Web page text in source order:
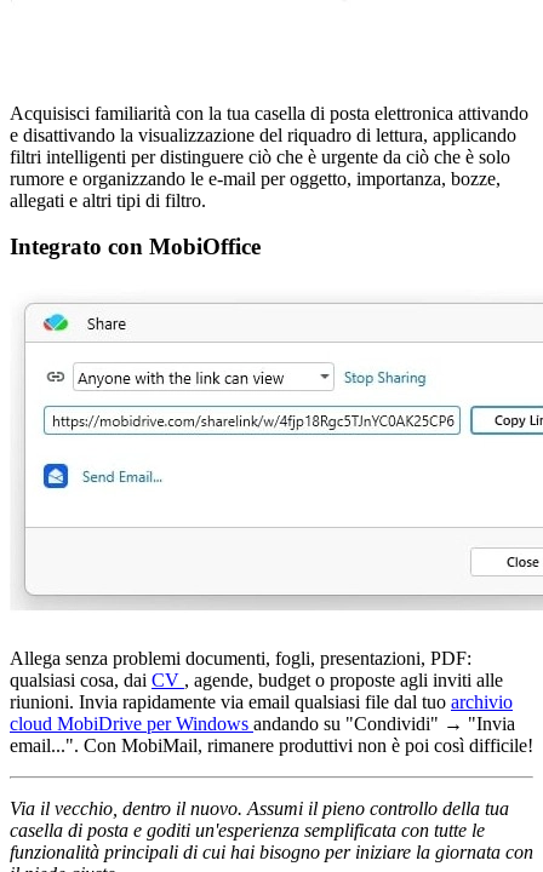
Acquisisci familiarità con la tua casella di posta elettronica attivando
e disattivando la visualizzazione del riquadro di lettura, applicando
filtri intelligenti per distinguere ciò che è urgente da ciò che è solo
rumore e organizzando le e-mail per oggetto, importanza, bozze,
allegati e altri tipi di filtro.
Integrato con MobiOffice
Allega senza problemi documenti, fogli, presentazioni, PDF:
qualsiasi cosa, dai CV , agende, budget o proposte agli inviti alle
riunioni. Invia rapidamente via email qualsiasi file dal tuo archivio
cloud MobiDrive per Windows andando su "Condividi" → "Invia
email...". Con MobiMail, rimanere produttivi non è poi così difficile!
Via il vecchio, dentro il nuovo. Assumi il pieno controllo della tua
casella di posta e goditi un'esperienza semplificata con tutte le
funzionalità principali di cui hai bisogno per iniziare la giornata con